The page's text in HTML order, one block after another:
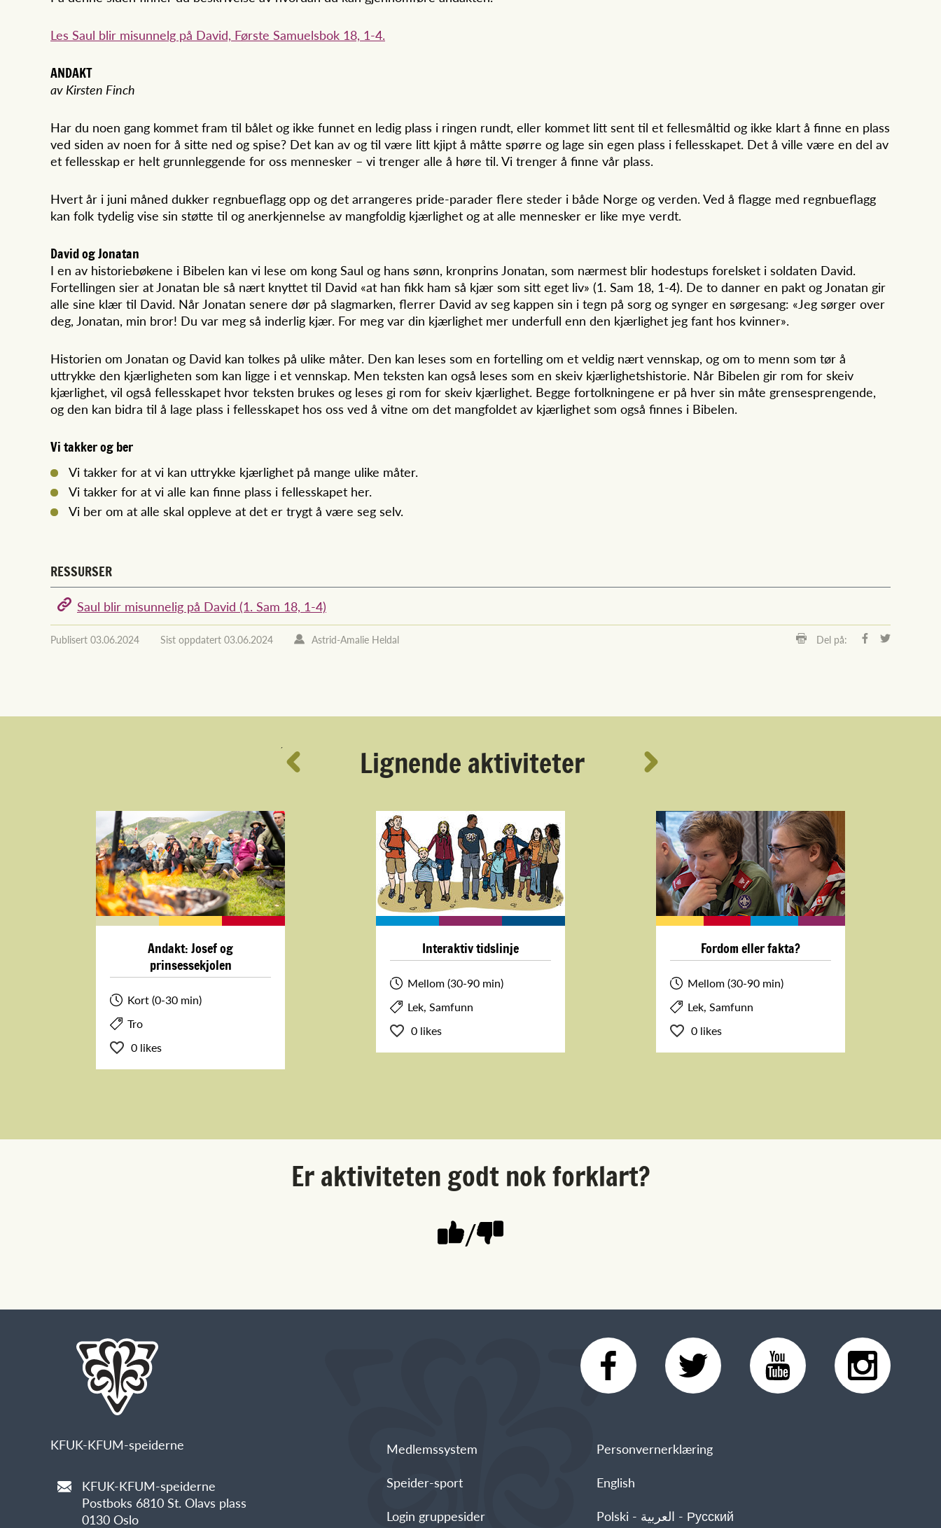
Les Saul blir misunnelg på David, Første Samuelsbok 18, 1-4.
ANDAKT
av Kirsten Finch
Har du noen gang kommet fram til bålet og ikke funnet en ledig plass i ringen rundt, eller kommet litt sent til et fellesmåltid og ikke klart å finne en plass
ved siden av noen for å sitte ned og spise? Det kan av og til være litt kjipt å måtte spørre og lage sin egen plass i fellesskapet. Det å ville være en del av
et fellesskap er helt grunnleggende for oss mennesker – vi trenger alle å høre til. Vi trenger å finne vår plass.
Hvert år i juni måned dukker regnbueflagg opp og det arrangeres pride-parader flere steder i både Norge og verden. Ved å flagge med regnbueflagg
kan folk tydelig vise sin støtte til og anerkjennelse av mangfoldig kjærlighet og at alle mennesker er like mye verdt.
David og Jonatan
I en av historiebøkene i Bibelen kan vi lese om kong Saul og hans sønn, kronprins Jonatan, som nærmest blir hodestups forelsket i soldaten David.
Fortellingen sier at Jonatan ble så nært knyttet til David «at han fikk ham så kjær som sitt eget liv» (1. Sam 18, 1-4). De to danner en pakt og Jonatan gir
alle sine klær til David. Når Jonatan senere dør på slagmarken, flerrer David av seg kappen sin i tegn på sorg og synger en sørgesang: «Jeg sørger over
deg, Jonatan, min bror! Du var meg så inderlig kjær. For meg var din kjærlighet mer underfull enn den kjærlighet jeg fant hos kvinner».
Historien om Jonatan og David kan tolkes på ulike måter. Den kan leses som en fortelling om et veldig nært vennskap, og om to menn som tør å
uttrykke den kjærligheten som kan ligge i et vennskap. Men teksten kan også leses som en skeiv kjærlighetshistorie. Når Bibelen gir rom for skeiv
kjærlighet, vil også fellesskapet hvor teksten brukes og leses gi rom for skeiv kjærlighet. Begge fortolkningene er på hver sin måte grensesprengende,
og den kan bidra til å lage plass i fellesskapet hos oss ved å vitne om det mangfoldet av kjærlighet som også finnes i Bibelen.
Vi takker og ber
Vi takker for at vi kan uttrykke kjærlighet på mange ulike måter.
Vi takker for at vi alle kan finne plass i fellesskapet her.
Vi ber om at alle skal oppleve at det er trygt å være seg selv.
RESSURSER
Saul blir misunnelig på David (1. Sam 18, 1-4)
Publisert 03.06.2024 Sist oppdatert 03.06.2024 Astrid-Amalie Heldal Del på:
´ Lignende aktiviteter
Andakt: Josef og
prinsessekjolen
Kort (0-30 min)
Tro
0 likes
Interaktiv tidslinje
Mellom (30-90 min)
Lek, Samfunn
0 likes
Fordom eller fakta?
Mellom (30-90 min)
Lek, Samfunn
0 likes
Er aktiviteten godt nok forklart?
/
KFUK-KFUM-speiderne
KFUK-KFUM-speiderne
Postboks 6810 St. Olavs plass
0130 Oslo
Medlemssystem
Speider-sport
Login gruppesider
Personvernerklæring
English
Polski - العربية - Русский